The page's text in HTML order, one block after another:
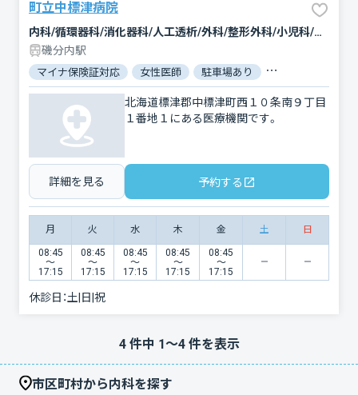
町立中標津病院
内科/循環器科/消化器科/人工透析/外科/整形外科/小児科/産婦人科/眼科/耳鼻咽喉科/皮膚科/泌尿器科/精神科・神経科/リハビリテーション/放射線科/麻酔科
磯分内駅
マイナ保険証対応 女性医師 駐車場あり バリアフリー
北海道標津郡中標津町西１０条南９丁目
１番地１にある医療機関です。
詳細を見る 予約する
月 火 水 木 金 土 日
08:45
〜
17:15
08:45
〜
17:15
08:45
〜
17:15
08:45
〜
17:15
08:45
〜
17:15
休診日：土|日|祝
4件中 1〜4件を表示
市区町村から内科を探す